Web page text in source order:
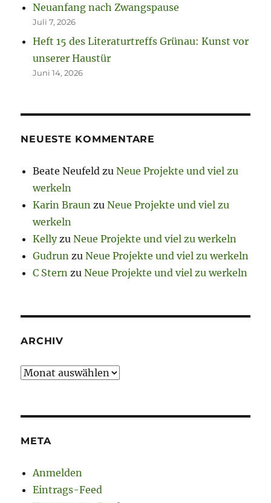
Neuanfang nach Zwangspause
Juli 7, 2026
Heft 15 des Literaturtreffs Grünau: Kunst vor
unserer Haustür
Juni 14, 2026
NEUESTE KOMMENTARE
Beate Neufeld zuNeue Projekte und viel zu
werkeln
Karin Braun zuNeue Projekte und viel zu
werkeln
KellyzuNeue Projekte und viel zu werkeln
Gudrun zuNeue Projekte und viel zu werkeln
C Stern zuNeue Projekte und viel zu werkeln
ARCHIV
Archiv
META
Anmelden
Eintrags-Feed